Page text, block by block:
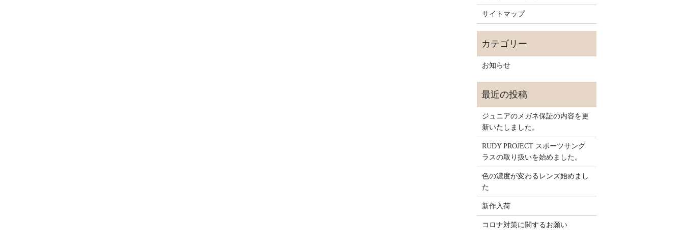
サイトマップ
お知らせ
ジュニアのメガネ保証の内容を更
新いたしました。
RUDY PROJECT スポーツサング
ラスの取り扱いを始めました。
色の濃度が変わるレンズ始めまし
た
新作入荷
コロナ対策に関するお願い